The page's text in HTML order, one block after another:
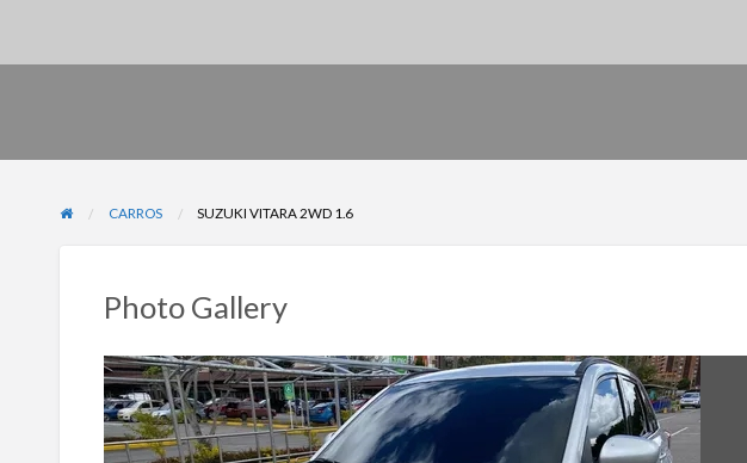
CARROS SUZUKI VITARA 2WD 1.6
Photo Gallery